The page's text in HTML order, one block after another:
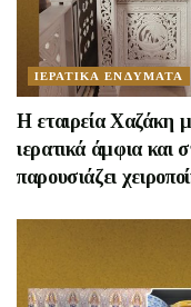
ΙΕΡΑΤΙΚΑ ΕΝΔΥΜΑΤΑ
H εταιρεία Χαζάκη
ιερατικά άμφια και
παρουσιάζει